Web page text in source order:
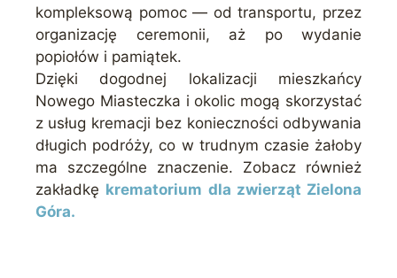
kompleksową pomoc — od transportu, przez
organizację ceremonii, aż po wydanie
popiołów i pamiątek.
Dzięki dogodnej lokalizacji mieszkańcy
Nowego Miasteczka i okolic mogą skorzystać
z usług kremacji bez konieczności odbywania
długich podróży, co w trudnym czasie żałoby
ma szczególne znaczenie. Zobacz również
zakładkę krematorium dla zwierząt Zielona
Góra.